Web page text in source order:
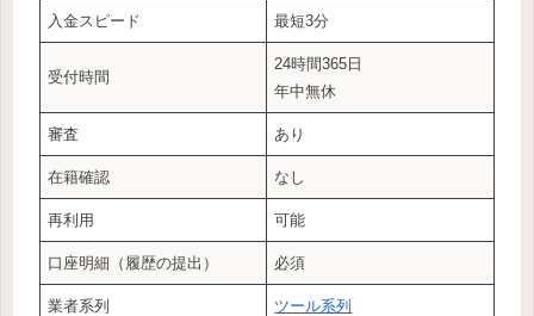
入金スピード 最短3分
受付時間
24時間365日
年中無休
審査 あり
在籍確認 なし
再利用 可能
口座明細（履歴の提出） 必須
業者系列 ツール系列